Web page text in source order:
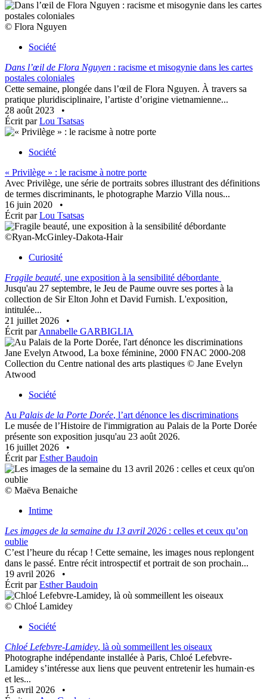
© Flora Nguyen
Société
Dans l’œil de Flora Nguyen : racisme et misogynie dans les cartes
postales coloniales
Cette semaine, plongée dans l’œil de Flora Nguyen. À travers sa
pratique pluridisciplinaire, l’artiste d’origine vietnamienne...
28 août 2023
•
Écrit parLou Tsatsas
Société
« Privilège » : le racisme à notre porte
Avec Privilège, une série de portraits sobres illustrant des définitions
de termes discriminants, le photographe Marzio Villa nous...
16 juin 2020
•
Écrit parLou Tsatsas
©Ryan-McGinley-Dakota-Hair
Curiosité
Fragile beauté, une exposition à la sensibilité débordante
Jusqu'au 27 septembre, le Jeu de Paume ouvre ses portes à la
collection de Sir Elton John et David Furnish. L'exposition,
intitulée...
21 juillet 2026
•
Écrit parAnnabelle GARBIGLIA
Jane Evelyn Atwood, La boxe féminine, 2000 FNAC 2000-208
Collection du Centre national des arts plastiques © Jane Evelyn
Atwood
Société
Au Palais de la Porte Dorée, l’art dénonce les discriminations
Le musée de l’Histoire de l'immigration au Palais de la Porte Dorée
présente son exposition jusqu'au 23 août 2026.
16 juillet 2026
•
Écrit parEsther Baudoin
© Maëva Benaiche
Intime
Les images de la semaine du 13 avril 2026 : celles et ceux qu’on
oublie
C’est l’heure du récap ! Cette semaine, les images nous replongent
dans le passé. Entre récit introspectif et portrait de son prochain...
19 avril 2026
•
Écrit parEsther Baudoin
© Chloé Lamidey
Société
Chloé Lefebvre-Lamidey, là où sommeillent les oiseaux
Photographe indépendante installée à Paris, Chloé Lefebvre-
Lamidey s’intéresse aux liens que peuvent entretenir les humain·es
et les...
15 avril 2026
•